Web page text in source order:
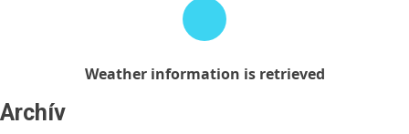
Weather information is retrieved
Archív